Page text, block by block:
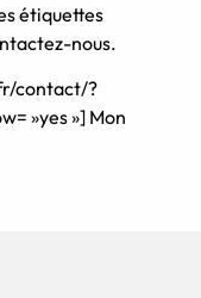
étiquettes
nous.
contact/?
»yes »] Mon